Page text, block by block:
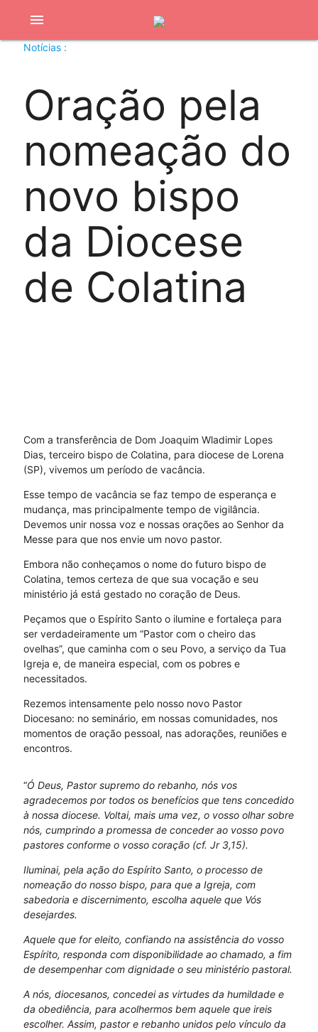
menu
Notícias :
Oração pela
nomeação do
novo bispo
da Diocese
de Colatina
Com a transferência de Dom Joaquim Wladimir Lopes
Dias, terceiro bispo de Colatina, para diocese de Lorena
(SP), vivemos um período de vacância.
Esse tempo de vacância se faz tempo de esperança e
mudança, mas principalmente tempo de vigilância.
Devemos unir nossa voz e nossas orações ao Senhor da
Messe para que nos envie um novo pastor.
Embora não conheçamos o nome do futuro bispo de
Colatina, temos certeza de que sua vocação e seu
ministério já está gestado no coração de Deus.
Peçamos que o Espírito Santo o ilumine e fortaleça para
ser verdadeiramente um “Pastor com o cheiro das
ovelhas”, que caminha com o seu Povo, a serviço da Tua
Igreja e, de maneira especial, com os pobres e
necessitados.
Rezemos intensamente pelo nosso novo Pastor
Diocesano: no seminário, em nossas comunidades, nos
momentos de oração pessoal, nas adorações, reuniões e
encontros.
“Ó Deus, Pastor supremo do rebanho, nós vos
agradecemos por todos os benefícios que tens concedido
à nossa diocese. Voltai, mais uma vez, o vosso olhar sobre
nós, cumprindo a promessa de conceder ao vosso povo
pastores conforme o vosso coração (cf. Jr 3,15).
Iluminai, pela ação do Espírito Santo, o processo de
nomeação do nosso bispo, para que a Igreja, com
sabedoria e discernimento, escolha aquele que Vós
desejardes.
Aquele que for eleito, confiando na assistência do vosso
Espírito, responda com disponibilidade ao chamado, a fim
de desempenhar com dignidade o seu ministério pastoral.
A nós, diocesanos, concedei as virtudes da humildade e
da obediência, para acolhermos bem aquele que ireis
escolher. Assim, pastor e rebanho unidos pelo vínculo da